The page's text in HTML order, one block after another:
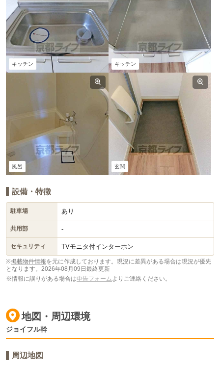
キッチン キッチン
風呂 玄関
設備・特徴
駐車場 あり
共用部 -
セキュリティ TVモニタ付インターホン
※掲載物件情報を元に作成しております。現況に差異がある場合は現況が優先
となります。 2026年08月09日最終更新
※情報に誤りがある場合は申告フォーム よりご連絡ください。
地図・周辺環境
ジョイフル幹
周辺地図